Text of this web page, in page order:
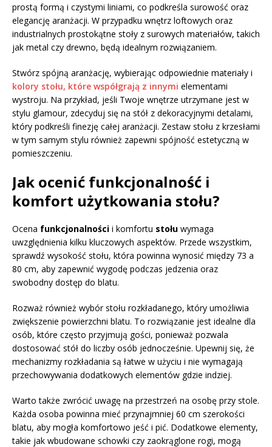
prostą formą i czystymi liniami, co podkreśla surowość oraz
elegancję aranżacji. W przypadku wnętrz loftowych oraz
industrialnych prostokątne stoły z surowych materiałów, takich
jak metal czy drewno, będą idealnym rozwiązaniem.
Stwórz spójną aranżację, wybierając odpowiednie materiały i
kolory stołu, które współgrają z innymi elementami
wystroju. Na przykład, jeśli Twoje wnętrze utrzymane jest w
stylu glamour, zdecyduj się na stół z dekoracyjnymi detalami,
który podkreśli finezję całej aranżacji. Zestaw stołu z krzesłami
w tym samym stylu również zapewni spójność estetyczną w
pomieszczeniu.
Jak ocenić funkcjonalność i
komfort użytkowania stołu?
Ocena funkcjonalności i komfortu stołu wymaga
uwzględnienia kilku kluczowych aspektów. Przede wszystkim,
sprawdź wysokość stołu, która powinna wynosić między 73 a
80 cm, aby zapewnić wygodę podczas jedzenia oraz
swobodny dostęp do blatu.
Rozważ również wybór stołu rozkładanego, który umożliwia
zwiększenie powierzchni blatu. To rozwiązanie jest idealne dla
osób, które często przyjmują gości, ponieważ pozwala
dostosować stół do liczby osób jednocześnie. Upewnij się, że
mechanizmy rozkładania są łatwe w użyciu i nie wymagają
przechowywania dodatkowych elementów gdzie indziej.
Warto także zwrócić uwagę na przestrzeń na osobę przy stole.
Każda osoba powinna mieć przynajmniej 60 cm szerokości
blatu, aby mogła komfortowo jeść i pić. Dodatkowe elementy,
takie jak wbudowane schowki czy zaokrąglone rogi, mogą